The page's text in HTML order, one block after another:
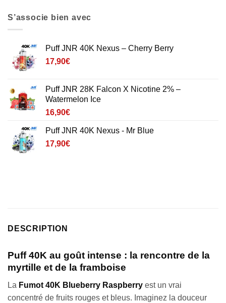
S’associe bien avec
Puff JNR 40K Nexus – Cherry Berry
17,90€
Puff JNR 28K Falcon X Nicotine 2% –
Watermelon Ice
16,90€
Puff JNR 40K Nexus - Mr Blue
17,90€
DESCRIPTION
Puff 40K au goût intense : la rencontre de la
myrtille et de la framboise
La Fumot 40K Blueberry Raspberry est un vrai
concentré de fruits rouges et bleus. Imaginez la douceur